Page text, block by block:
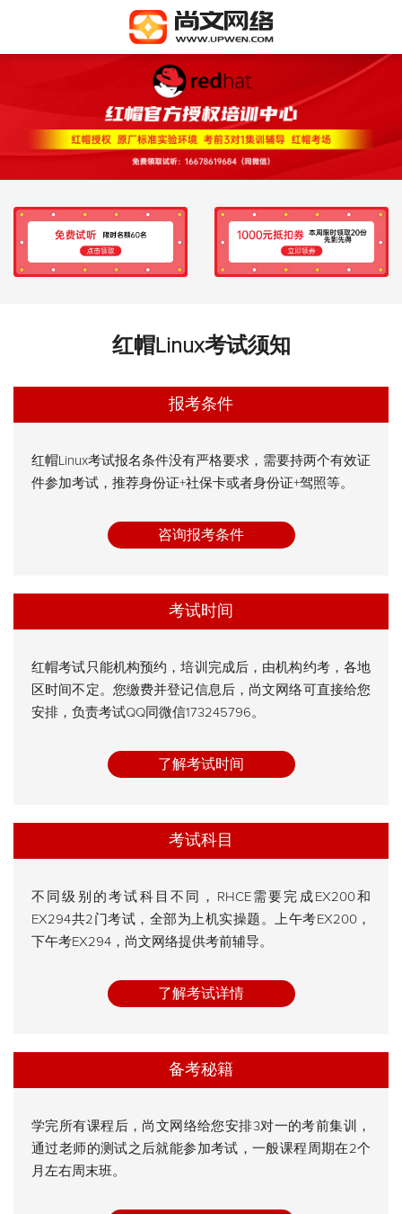
红帽Linux考试须知
报考条件
红帽Linux考试报名条件没有严格要求，需要持两个有效证
件参加考试，推荐身份证+社保卡或者身份证+驾照等。
咨询报考条件
考试时间
红帽考试只能机构预约，培训完成后，由机构约考，各地
区时间不定。您缴费并登记信息后，尚文网络可直接给您
安排，负责考试QQ同微信173245796。
了解考试时间
考试科目
不同级别的考试科目不同，RHCE需要完成EX200和
EX294共2门考试，全部为上机实操题。上午考EX200，
下午考EX294，尚文网络提供考前辅导。
了解考试详情
备考秘籍
学完所有课程后，尚文网络给您安排3对一的考前集训，
通过老师的测试之后就能参加考试，一般课程周期在2个
月左右周末班。